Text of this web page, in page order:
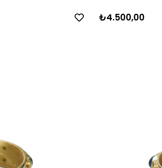
₺4.500,00